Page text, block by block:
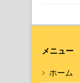
メニュー
ホーム